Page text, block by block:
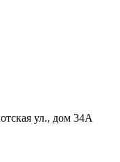
ул., дом 34А